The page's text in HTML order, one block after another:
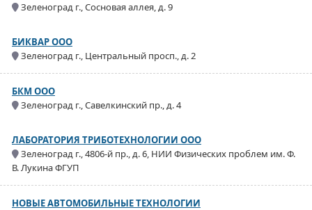
Зеленоград г., Сосновая аллея, д. 9
БИКВАР ООО
Зеленоград г., Центральный просп., д. 2
БКМ ООО
Зеленоград г., Савелкинский пр., д. 4
ЛАБОРАТОРИЯ ТРИБОТЕХНОЛОГИИ ООО
Зеленоград г., 4806-й пр., д. 6, НИИ Физических проблем им. Ф.
В. Лукина ФГУП
НОВЫЕ АВТОМОБИЛЬНЫЕ ТЕХНОЛОГИИ